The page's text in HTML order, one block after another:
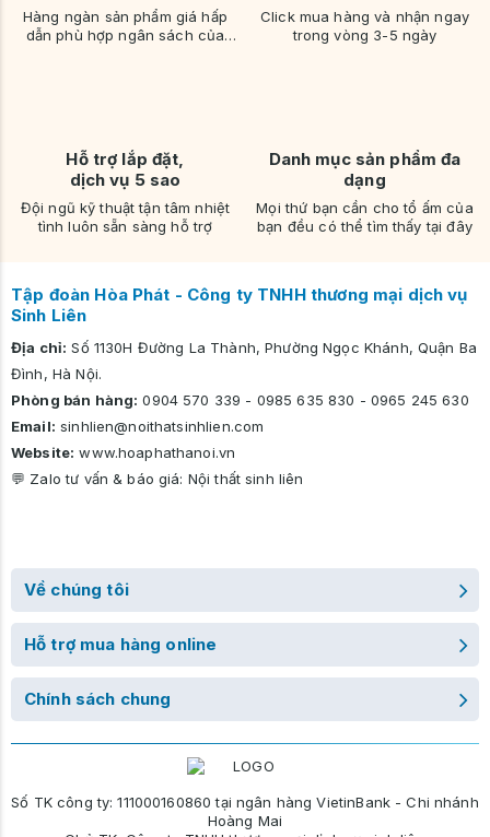
Hàng ngàn sản phẩm giá hấp
dẫn phù hợp ngân sách của
Click mua hàng và nhận ngay
trong vòng 3-5 ngày
Hỗ trợ lắp đặt,
dịch vụ 5 sao
Đội ngũ kỹ thuật tận tâm nhiệt
tình luôn sẵn sàng hỗ trợ
Danh mục sản phẩm đa
dạng
Mọi thứ bạn cần cho tổ ấm của
bạn đều có thể tìm thấy tại đây
Tập đoàn Hòa Phát - Công ty TNHH thương mại dịch vụ
Sinh Liên
Địa chỉ: Số 1130H Đường La Thành, Phường Ngọc Khánh, Quận Ba
Đình, Hà Nội.
Phòng bán hàng: 0904 570 339 - 0985 635 830 - 0965 245 630
Email: sinhlien@noithatsinhlien.com
Website: www.hoaphathanoi.vn
💬 Zalo tư vấn & báo giá: Nội thất sinh liên
Về chúng tôi
Hỗ trợ mua hàng online
Chính sách chung
Số TK công ty: 111000160860 tại ngân hàng VietinBank - Chi nhánh
Hoàng Mai